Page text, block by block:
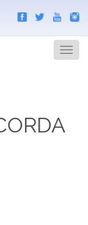
Menu